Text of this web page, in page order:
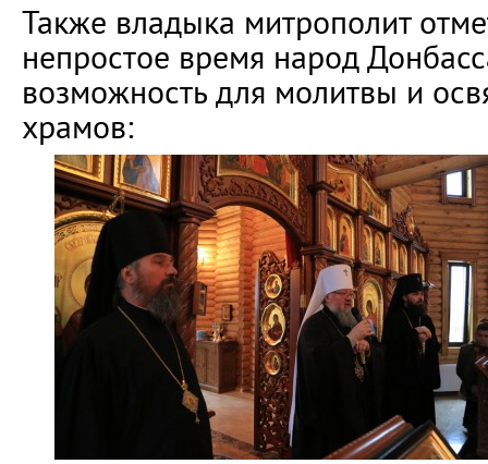
Также владыка митрополит
непростое время народ
возможность для молитвы и
храмов: